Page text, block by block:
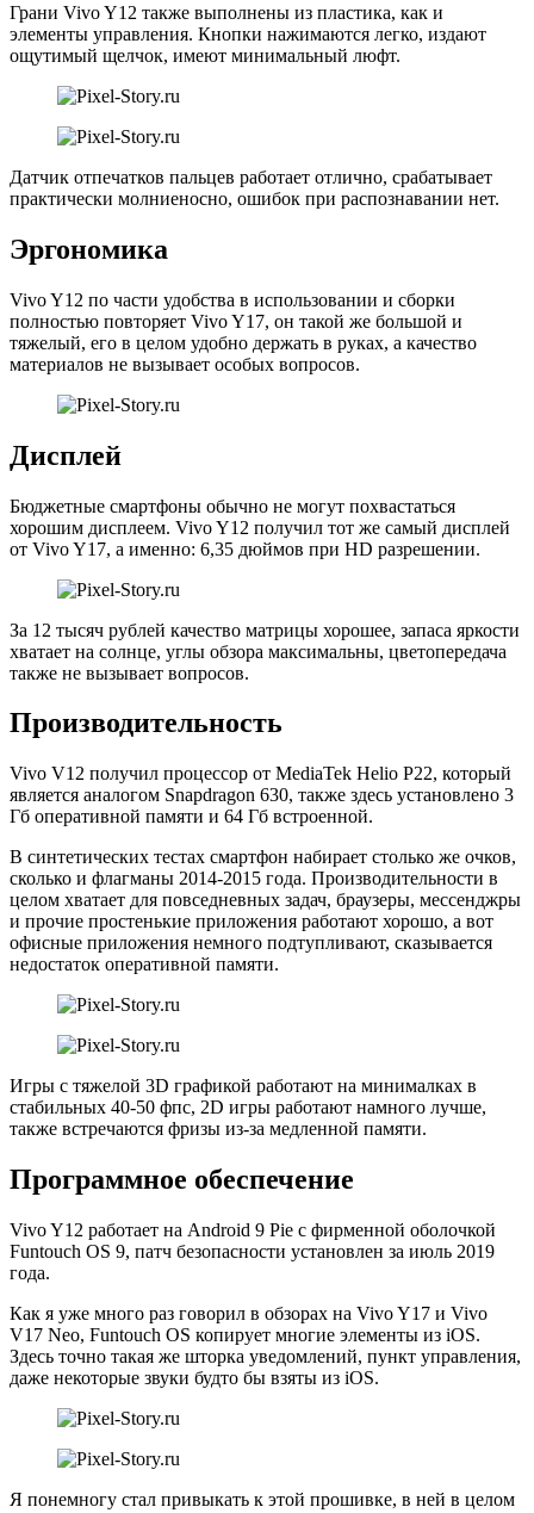
Грани Vivo Y12 также выполнены из пластика, как и
элементы управления. Кнопки нажимаются легко, издают
ощутимый щелчок, имеют минимальный люфт.
Датчик отпечатков пальцев работает отлично, срабатывает
практически молниеносно, ошибок при распознавании нет.
Эргономика
Vivo Y12 по части удобства в использовании и сборки
полностью повторяет Vivo Y17, он такой же большой и
тяжелый, его в целом удобно держать в руках, а качество
материалов не вызывает особых вопросов.
Дисплей
Бюджетные смартфоны обычно не могут похвастаться
хорошим дисплеем. Vivo Y12 получил тот же самый дисплей
от Vivo Y17, а именно: 6,35 дюймов при HD разрешении.
За 12 тысяч рублей качество матрицы хорошее, запаса яркости
хватает на солнце, углы обзора максимальны, цветопередача
также не вызывает вопросов.
Производительность
Vivo V12 получил процессор от MediaTek Helio P22, который
является аналогом Snapdragon 630, также здесь установлено 3
Гб оперативной памяти и 64 Гб встроенной.
В синтетических тестах смартфон набирает столько же очков,
сколько и флагманы 2014-2015 года. Производительности в
целом хватает для повседневных задач, браузеры, мессенджры
и прочие простенькие приложения работают хорошо, а вот
офисные приложения немного подтупливают, сказывается
недостаток оперативной памяти.
Игры с тяжелой 3D графикой работают на минималках в
стабильных 40-50 фпс, 2D игры работают намного лучше,
также встречаются фризы из-за медленной памяти.
Программное обеспечение
Vivo Y12 работает на Android 9 Pie с фирменной оболочкой
Funtouch OS 9, патч безопасности установлен за июль 2019
года.
Как я уже много раз говорил в обзорах на Vivo Y17 и Vivo
V17 Neo, Funtouch OS копирует многие элементы из iOS.
Здесь точно такая же шторка уведомлений, пункт управления,
даже некоторые звуки будто бы взяты из iOS.
Я понемногу стал привыкать к этой прошивке, в ней в целом